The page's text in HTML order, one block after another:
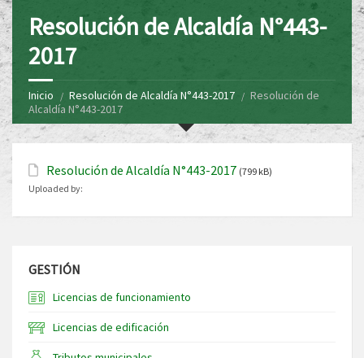
Resolución de Alcaldía N°443-
2017
Inicio Resolución de Alcaldía N°443-2017
Resolución de
Alcaldía N°443-2017
Resolución de Alcaldía N°443-2017 (799 kB)
Uploaded by:
GESTIÓN
Licencias de funcionamiento
Licencias de edificación